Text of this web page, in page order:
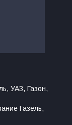
УАЗ, Газон,
Газель,